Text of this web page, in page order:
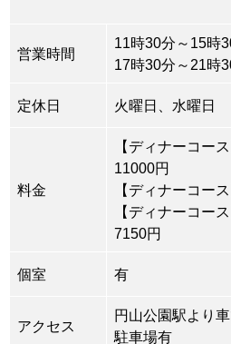
営業時間
11時30分～15時
17時30分～21時
定休日 火曜日、水曜日
料金
【ディナーコー
11000円
【ディナーコー
【ディナーコー
7150円
個室 有
アクセス
円山公園駅より
駐車場有